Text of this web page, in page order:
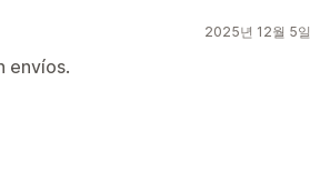
2025년 12월 5일
envíos.